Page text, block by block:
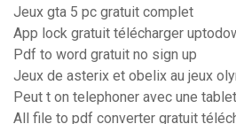
Jeux gta 5 pc gratuit complet
App lock gratuit télécharger
Pdf to word gratuit no sign up
Jeux de asterix et obelix au jeux
Peut t on telephoner avec une
All file to pdf converter gratuit